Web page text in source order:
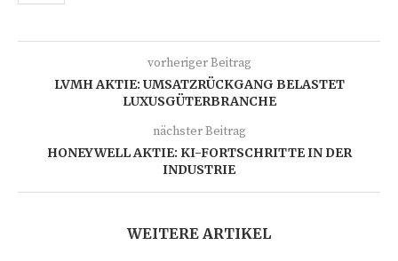
vorheriger Beitrag
LVMH AKTIE: UMSATZRÜCKGANG BELASTET
LUXUSGÜTERBRANCHE
nächster Beitrag
HONEYWELL AKTIE: KI-FORTSCHRITTE IN DER
INDUSTRIE
WEITERE ARTIKEL